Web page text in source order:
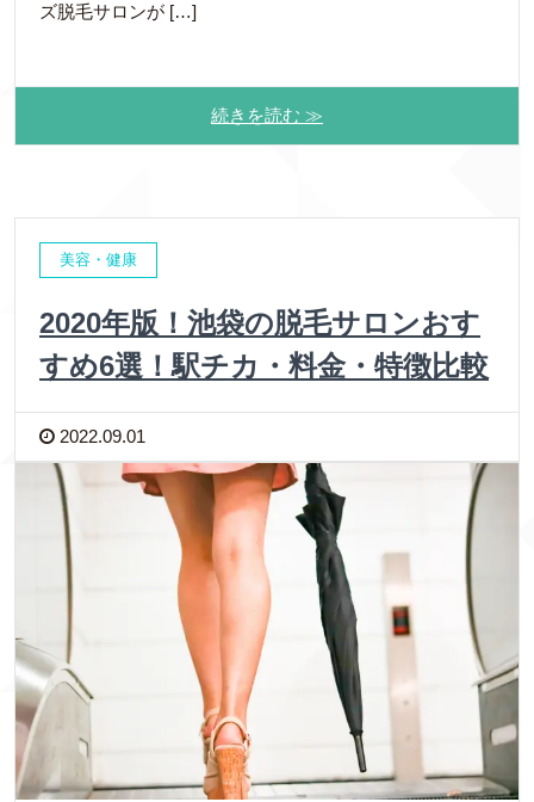
ズ脱毛サロンが […]
続きを読む ≫
美容・健康
2020年版！池袋の脱毛サロンおす
すめ6選！駅チカ・料金・特徴比較
2022.09.01